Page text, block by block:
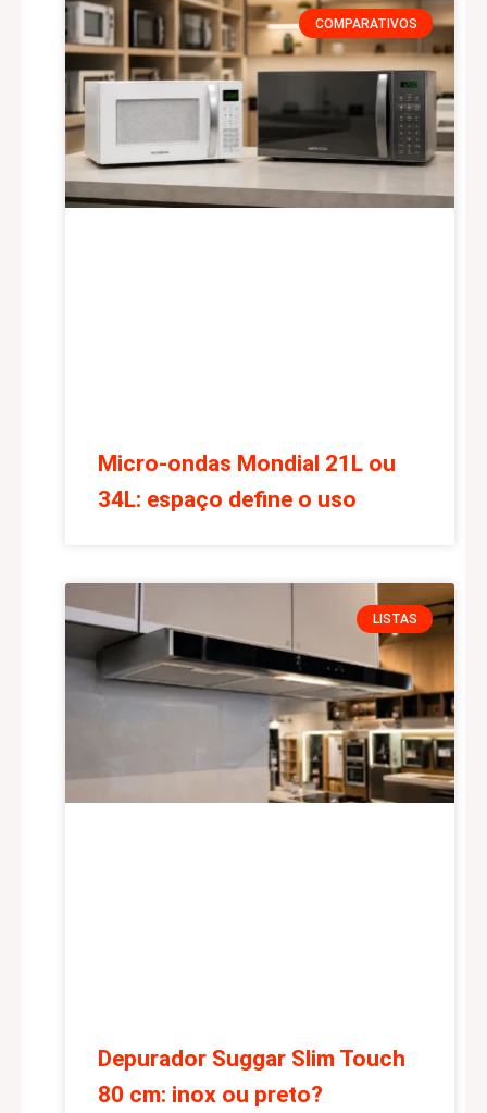
COMPARATIVOS
Micro-ondas Mondial 21L ou
34L: espaço define o uso
LISTAS
Depurador Suggar Slim Touch
80 cm: inox ou preto?